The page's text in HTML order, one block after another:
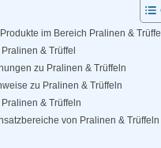
im Bereich Pralinen & Trüffel
& Trüffel
zu Pralinen & Trüffeln
zu Pralinen & Trüffeln
& Trüffeln
von Pralinen & Trüffeln